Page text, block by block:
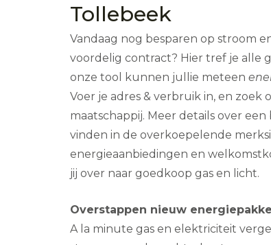
Tollebeek
Vandaag nog besparen op stroom
voordelig contract? Hier tref je alle
onze tool kunnen jullie meteen
Voer je adres & verbruik in, en
maatschappij. Meer details over
vinden in de overkoepelende
energieaanbiedingen en
jij over naar goedkoop gas en licht.
Overstappen nieuw
A la minute gas en elektriciteit